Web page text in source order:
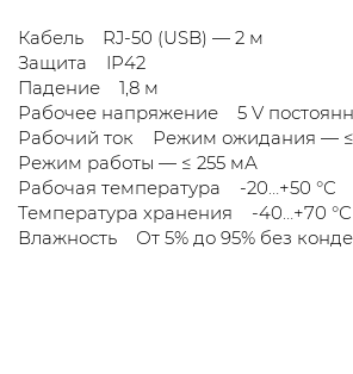
Кабель RJ-50 (USB) — 2 м
Защита IP42
Падение 1,8 м
Рабочее напряжение 5 V
Рабочий ток Режим ожидания —
Режим работы — ≤ 255 мА
Рабочая температура -20…+50 °С
Температура хранения -40…+70 °С
Влажность От 5% до 95% без